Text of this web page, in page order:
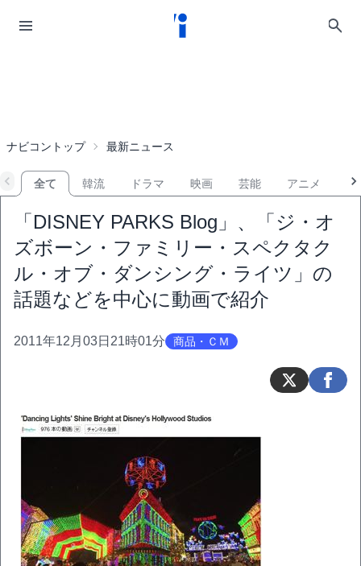
ナビコントップ 最新ニュース
全て 韓流 ドラマ 映画 芸能 アニメ
「DISNEY PARKS Blog」、「ジ・オ
ズボーン・ファミリー・スペクタク
ル・オブ・ダンシング・ライツ」の
話題などを中心に動画で紹介
2011年12月03日21時01分 商品・ＣＭ